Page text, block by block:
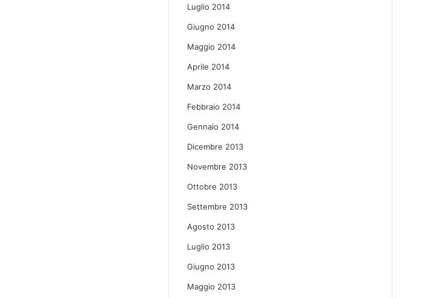
Luglio 2014
Giugno 2014
Maggio 2014
Aprile 2014
Marzo 2014
Febbraio 2014
Gennaio 2014
Dicembre 2013
Novembre 2013
Ottobre 2013
Settembre 2013
Agosto 2013
Luglio 2013
Giugno 2013
Maggio 2013